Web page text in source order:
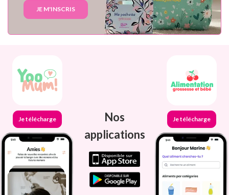
JE M'INSCRIS
Je télécharge
Nos
applications
Je télécharge